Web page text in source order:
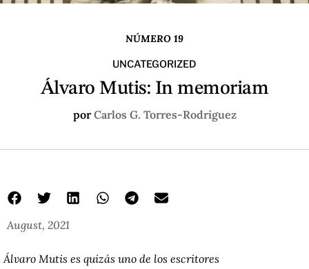
NÚMERO 19
UNCATEGORIZED
Álvaro Mutis: In memoriam
porCarlos G. Torres-Rodríguez
August, 2021
Álvaro Mutis es quizás uno de los escritores